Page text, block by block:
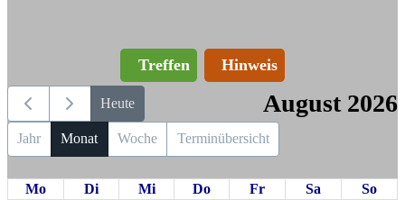
Treffen Hinweis
Heute August 2026
Jahr Monat Woche Terminübersicht
Mo Di Mi Do Fr Sa
So